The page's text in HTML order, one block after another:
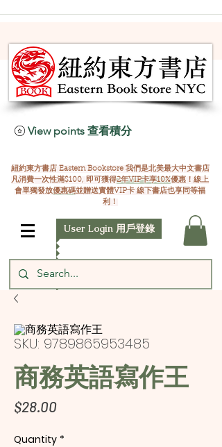
View points 查看積分
紐約東方書店 Eastern Bookstore 我們是北美最大中文書店
凡消費一次性滿$100, 即可獲得2年VIP卡享10%優惠！線上
會單獨發放優惠碼並贈送實體VIP卡 線下書店也享同等福
利！
User Login 用戶登錄
SKU: 9789865953485
商務英語寫作王
$28.00Price
Quantity *